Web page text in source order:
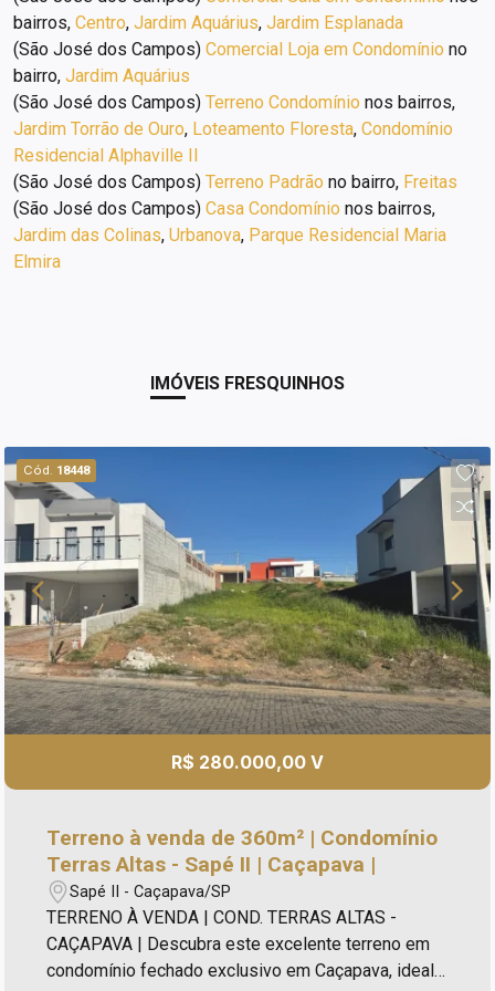
bairros, Centro, Jardim Aquárius, Jardim Esplanada
(São José dos Campos) Comercial Loja em Condomínio no
bairro, Jardim Aquárius
(São José dos Campos) Terreno Condomínio nos bairros,
Jardim Torrão de Ouro, Loteamento Floresta, Condomínio
Residencial Alphaville II
(São José dos Campos) Terreno Padrão no bairro, Freitas
(São José dos Campos) Casa Condomínio nos bairros,
Jardim das Colinas, Urbanova, Parque Residencial Maria
Elmira
IMÓVEIS FRESQUINHOS
Cód. 18448
R$ 280.000,00 V
Terreno à venda de 360m² | Condomínio
Terras Altas - Sapé II | Caçapava |
Sapé II - Caçapava/SP
TERRENO À VENDA | COND. TERRAS ALTAS -
CAÇAPAVA | Descubra este excelente terreno em
condomínio fechado exclusivo em Caçapava, ideal